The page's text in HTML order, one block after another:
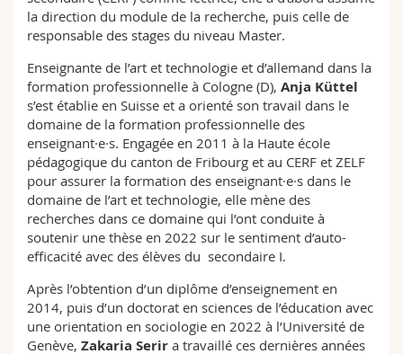
la direction du module de la recherche, puis celle de
responsable des stages du niveau Master.
Enseignante de l’art et technologie et d’allemand dans la
formation professionnelle à Cologne (D), Anja Küttel
s’est établie en Suisse et a orienté son travail dans le
domaine de la formation professionnelle des
enseignant·e·s. Engagée en 2011 à la Haute école
pédagogique du canton de Fribourg et au CERF et ZELF
pour assurer la formation des enseignant·e·s dans le
domaine de l’art et technologie, elle mène des
recherches dans ce domaine qui l’ont conduite à
soutenir une thèse en 2022 sur le sentiment d’auto-
efficacité avec des élèves du secondaire I.
Après l’obtention d’un diplôme d’enseignement en
2014, puis d’un doctorat en sciences de l’éducation avec
une orientation en sociologie en 2022 à l’Université de
Genève, Zakaria Serir a travaillé ces dernières années